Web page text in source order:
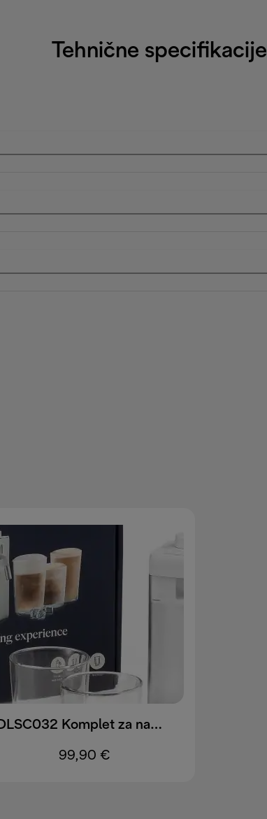
Tehnične specifikacije
DLSC032 Komplet za nadgradnjo LatteCrema Cool
99,90 €